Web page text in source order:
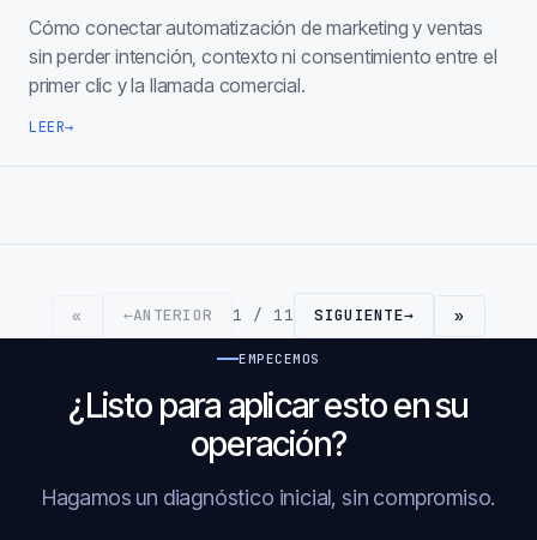
Cómo conectar automatización de marketing y ventas
sin perder intención, contexto ni consentimiento entre el
primer clic y la llamada comercial.
LEER→
« ←ANTERIOR 1 / 11 SIGUIENTE→ »
EMPECEMOS
¿Listo para aplicar esto en su
operación?
Hagamos un diagnóstico inicial, sin compromiso.